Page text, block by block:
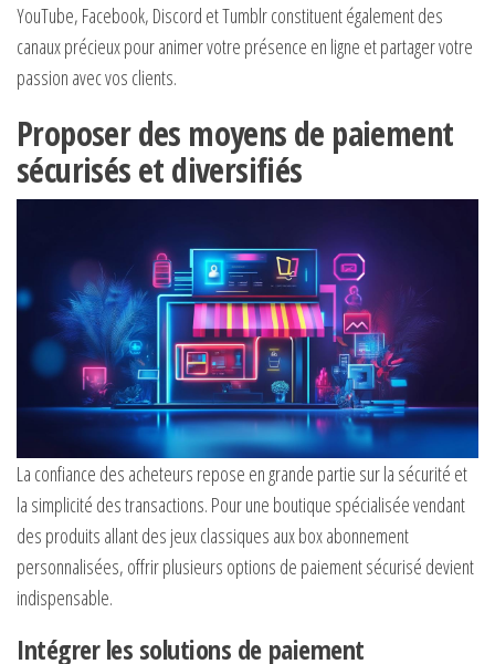
YouTube, Facebook, Discord et Tumblr constituent également des
canaux précieux pour animer votre présence en ligne et partager votre
passion avec vos clients.
Proposer des moyens de paiement
sécurisés et diversifiés
La confiance des acheteurs repose en grande partie sur la sécurité et
la simplicité des transactions. Pour une boutique spécialisée vendant
des produits allant des jeux classiques aux box abonnement
personnalisées, offrir plusieurs options de paiement sécurisé devient
indispensable.
Intégrer les solutions de paiement